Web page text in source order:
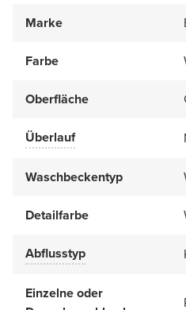
Marke
Farbe
Oberfläche
Überlauf
Waschbeckentyp
Detailfarbe
Abflusstyp
Einzelne oder